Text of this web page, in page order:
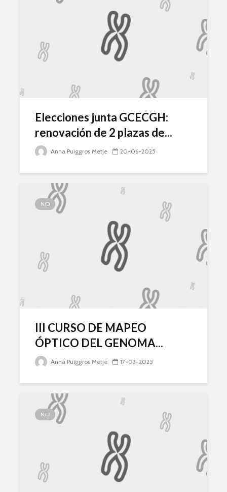
Elecciones junta GCECGH:
renovación de 2 plazas de...
Anna Puiggros Metje 20-06-2025
N/D
III CURSO DE MAPEO
ÓPTICO DEL GENOMA...
Anna Puiggros Metje 17-03-2025
N/D